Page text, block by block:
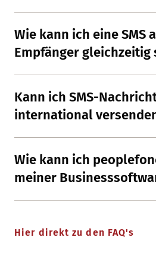
Wie kann ich eine SMS
Empfänger gleichzeitig
Kann ich SMS-
international
Wie kann ich
meiner
Hier direkt zu den FAQ's